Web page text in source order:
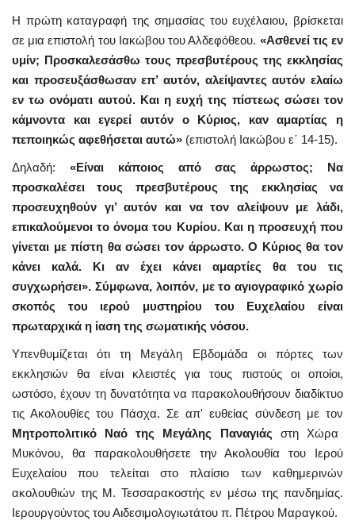
Η πρώτη καταγραφή της σημασίας του ευχέλαιου, βρίσκεται
σε μια επιστολή του Ιακώβου του Αλδεφόθεου. «Ασθενεί τις εν
υμίν; Προσκαλεσάσθω τους πρεσβυτέρους της εκκλησίας
και προσευξάσθωσαν επ’ αυτόν, αλείψαντες αυτόν ελαίω
εν τω ονόματι αυτού. Και η ευχή της πίστεως σώσει τον
κάμνοντα και εγερεί αυτόν ο Κύριος, καν αμαρτίας η
πεποιηκώς αφεθήσεται αυτώ» (επιστολή Ιακώβου ε΄ 14-15).
Δηλαδή: «Είναι κάποιος από σας άρρωστος; Να
προσκαλέσει τους πρεσβυτέρους της εκκλησίας να
προσευχηθούν γι’ αυτόν και να τον αλείψουν με λάδι,
επικαλούμενοι το όνομα του Κυρίου. Και η προσευχή που
γίνεται με πίστη θα σώσει τον άρρωστο. Ο Κύριος θα τον
κάνει καλά. Κι αν έχει κάνει αμαρτίες θα του τις
συγχωρήσει». Σύμφωνα, λοιπόν, με το αγιογραφικό χωρίο
σκοπός του ιερού μυστηρίου του Ευχελαίου είναι
πρωταρχικά η ίαση της σωματικής νόσου.
Υπενθυμίζεται ότι τη Μεγάλη Εβδομάδα οι πόρτες των
εκκλησιών θα είναι κλειστές για τους πιστούς οι οποίοι,
ωστόσο, έχουν τη δυνατότητα να παρακολουθήσουν διαδίκτυο
τις Ακολουθίες του Πάσχα. Σε απ' ευθείας σύνδεση με τον
Μητροπολιτικό Ναό της Μεγάλης Παναγιάς στη Χώρα
Μυκόνου, θα παρακολουθήσετε την Ακολουθία του Ιερού
Ευχελαίου που τελείται στο πλαίσιο των καθημερινών
ακολουθιών της Μ. Τεσσαρακοστής εν μέσω της πανδημίας.
Ιερουργούντος του Αιδεσιμολογιωτάτου π. Πέτρου Μαραγκού.